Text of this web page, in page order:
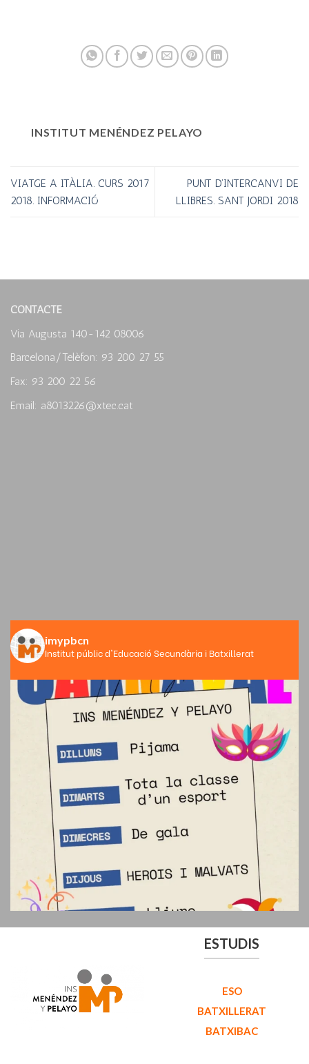
INSTITUT MENÉNDEZ PELAYO
VIATGE A ITÀLIA. CURS 2017
2018. INFORMACIÓ
PUNT D’INTERCANVI DE
LLIBRES. SANT JORDI 2018
CONTACTE
Via Augusta 140-142 08006
Barcelona/Telèfon: 93 200 27 55
Fax: 93 200 22 56
Email: a8013226@xtec.cat
imypbcn
Institut públic d'Educació Secundària i Batxillerat
ESTUDIS
ESO
BATXILLERAT
BATXIBAC